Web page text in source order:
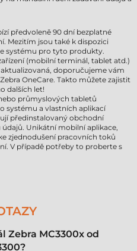
předvoleně 90 dní bezplatné
Mezitím jsou také k dispozici
systému pro tyto produkty.
(mobilní terminál, tablet atd.)
doporučujeme vám
OneCare. Takto můžete zajistit
dalších let!
průmyslových tabletů
systému a vlastních aplikací
předinstalovaný obchodní
Unikátní mobilní aplikace,
zjednodušení pracovních toků
V případě potřeby to proberte s
Zebra MC3300x od